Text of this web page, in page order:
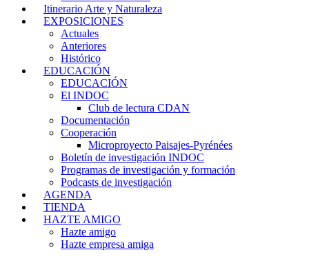
Itinerario Arte y Naturaleza
EXPOSICIONES
Actuales
Anteriores
Histórico
EDUCACIÓN
EDUCACIÓN
El INDOC
Club de lectura CDAN
Documentación
Cooperación
Microproyecto Paisajes-Pyrénées
Boletín de investigación INDOC
Programas de investigación y formación
Podcasts de investigación
AGENDA
TIENDA
HAZTE AMIGO
Hazte amigo
Hazte empresa amiga